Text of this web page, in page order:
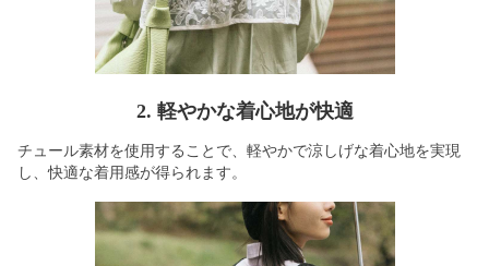
2. 軽やかな着心地が快適
チュール素材を使用することで、軽やかで涼しげな着心地を実現
し、快適な着用感が得られます。